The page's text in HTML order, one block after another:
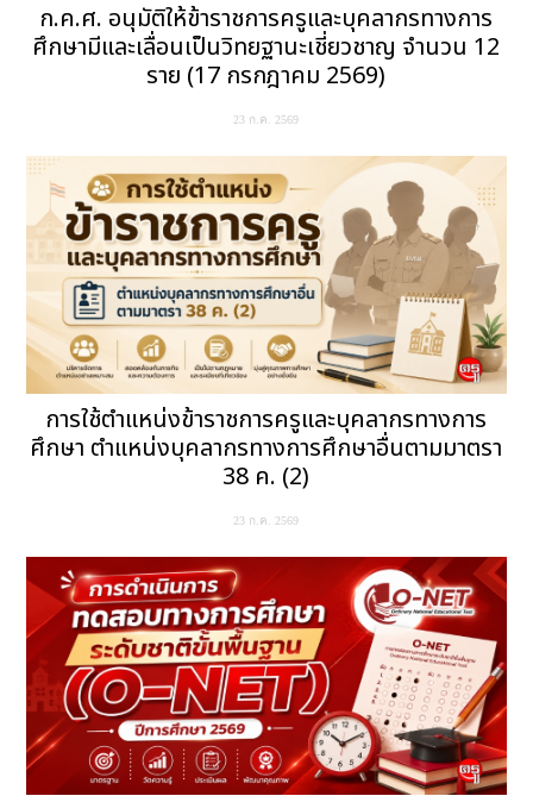
ก.ค.ศ. อนุมัติให้ข้าราชการครูและบุคลากรทางการ
ศึกษามีและเลื่อนเป็นวิทยฐานะเชี่ยวชาญ จำนวน 12
ราย (17 กรกฎาคม 2569)
23 ก.ค. 2569
การใช้ตำแหน่งข้าราชการครูและบุคลากรทางการ
ศึกษา ตำแหน่งบุคลากรทางการศึกษาอื่นตามมาตรา
38 ค. (2)
23 ก.ค. 2569